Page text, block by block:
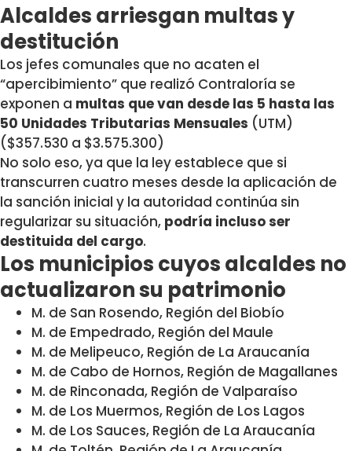
Alcaldes arriesgan multas y
destitución
Los jefes comunales que no acaten el
“apercibimiento” que realizó Contraloría se
exponen a multas que van desde las 5 hasta las
50 Unidades Tributarias Mensuales (UTM)
($357.530 a $3.575.300)
No solo eso, ya que la ley establece que si
transcurren cuatro meses desde la aplicación de
la sanción inicial y la autoridad continúa sin
regularizar su situación, podría incluso ser
destituida del cargo.
Los municipios cuyos alcaldes no
actualizaron su patrimonio
M. de San Rosendo, Región del Biobío
M. de Empedrado, Región del Maule
M. de Melipeuco, Región de La Araucanía
M. de Cabo de Hornos, Región de Magallanes
M. de Rinconada, Región de Valparaíso
M. de Los Muermos, Región de Los Lagos
M. de Los Sauces, Región de La Araucanía